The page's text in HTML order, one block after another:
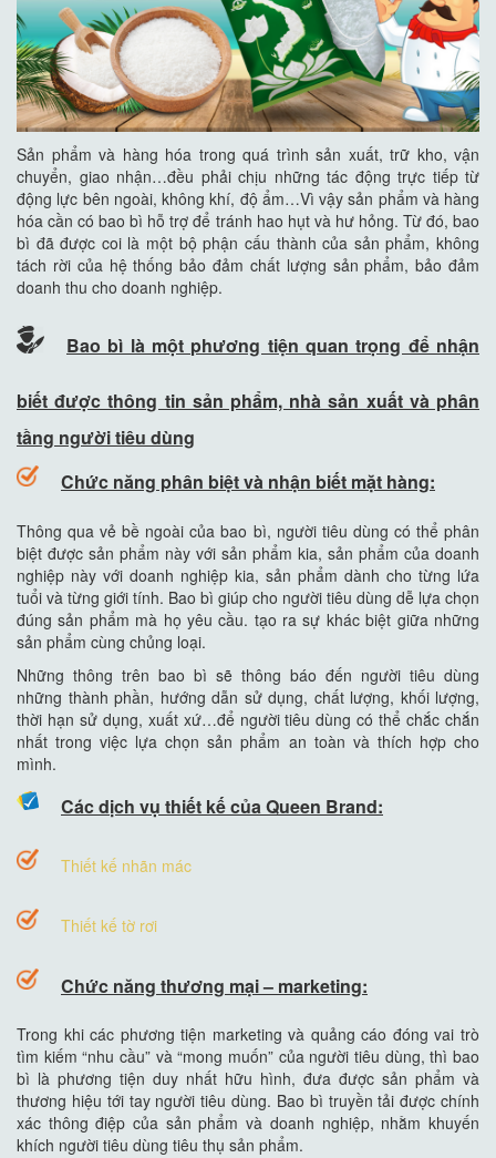
Sản phẩm và hàng hóa trong quá trình sản xuất, trữ kho, vận
chuyển, giao nhận…đều phải chịu những tác động trực tiếp từ
động lực bên ngoài, không khí, độ ẩm…Vì vậy sản phẩm và hàng
hóa cần có bao bì hỗ trợ để tránh hao hụt và hư hỏng. Từ đó, bao
bì đã được coi là một bộ phận cấu thành của sản phẩm, không
tách rời của hệ thống bảo đảm chất lượng sản phẩm, bảo đảm
doanh thu cho doanh nghiệp.
Bao bì là một phương tiện quan trọng để nhận
biết được thông tin sản phẩm, nhà sản xuất và phân
tầng người tiêu dùng
Chức năng phân biệt và nhận biết mặt hàng:
Thông qua vẻ bề ngoài của bao bì, người tiêu dùng có thể phân
biệt được sản phẩm này với sản phẩm kia, sản phẩm của doanh
nghiệp này với doanh nghiệp kia, sản phẩm dành cho từng lứa
tuổi và từng giới tính. Bao bì giúp cho người tiêu dùng dễ lựa chọn
đúng sản phẩm mà họ yêu cầu. tạo ra sự khác biệt giữa những
sản phẩm cùng chủng loại.
Những thông trên bao bì sẽ thông báo đến người tiêu dùng
những thành phần, hướng dẫn sử dụng, chất lượng, khối lượng,
thời hạn sử dụng, xuất xứ…để người tiêu dùng có thể chắc chắn
nhất trong việc lựa chọn sản phẩm an toàn và thích hợp cho
mình.
Các dịch vụ thiết kế của Queen Brand:
Thiết kế nhãn mác
Thiết kế tờ rơi
Chức năng thương mại – marketing:
Trong khi các phương tiện marketing và quảng cáo đóng vai trò
tìm kiếm “nhu cầu” và “mong muốn” của người tiêu dùng, thì bao
bì là phương tiện duy nhất hữu hình, đưa được sản phẩm và
thương hiệu tới tay người tiêu dùng. Bao bì truyền tải được chính
xác thông điệp của sản phẩm và doanh nghiệp, nhằm khuyến
khích người tiêu dùng tiêu thụ sản phẩm.